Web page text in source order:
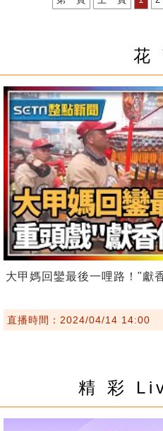
花
大甲媽回鑾最後一哩路！"獻
直播時間：2024/04/14 14:00
精 彩